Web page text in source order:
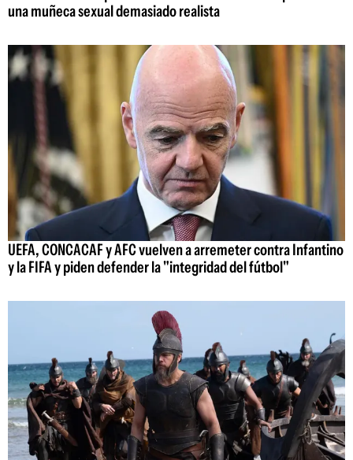
una muñeca sexual demasiado realista
UEFA, CONCACAF y AFC vuelven a arremeter contra Infantino
y la FIFA y piden defender la "integridad del fútbol"